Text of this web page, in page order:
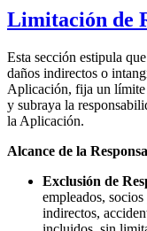
Limitación de
Esta sección estipula
daños indirectos o
Aplicación, fija un límite
y subraya la
la Aplicación.
Alcance de la
Exclusión de
empleados,
indirectos,